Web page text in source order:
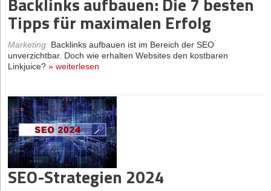
Tipps für maximalen Erfolg
Marketing: Backlinks aufbauen ist im Bereich der SEO
unverzichtbar. Doch wie erhalten Websites den kostbaren
Linkjuice? » weiterlesen
SEO-Strategien 2024